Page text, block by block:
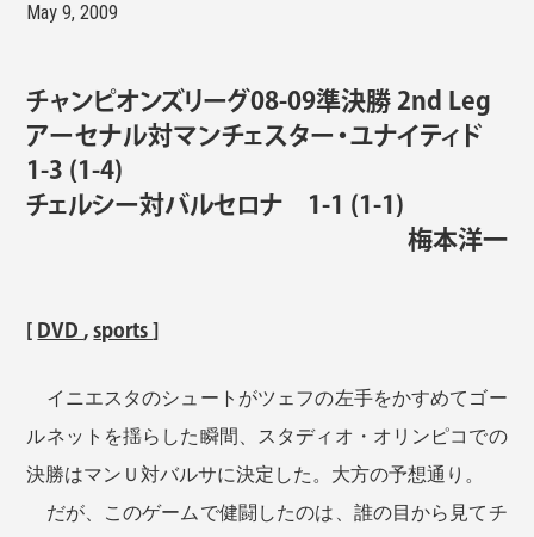
NOBODY STORE
May 9, 2009
チャンピオンズリーグ08-09準決勝 2nd Leg
アーセナル対マンチェスター・ユナイティド
1-3 (1-4)
チェルシー対バルセロナ 1-1 (1-1)
梅本洋一
[DVD,sports]
イニエスタのシュートがツェフの左手をかすめてゴー
ルネットを揺らした瞬間、スタディオ・オリンピコでの
決勝はマンＵ対バルサに決定した。大方の予想通り。
だが、このゲームで健闘したのは、誰の目から見てチ